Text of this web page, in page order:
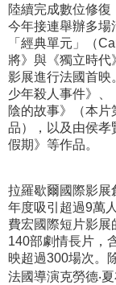
陸續完成數位修復
今年接連舉辦多場
「經典單元」（
將》與《獨立時
影展進行法國首映
少年殺人事件》
陰的故事》（本
品），以及由侯孝
假期》等作品。
拉羅歇爾國際影展
年度吸引超過9萬
費宏國際短片影展
140部劇情長片，
映超過300場次。
法國導演克勞德‧